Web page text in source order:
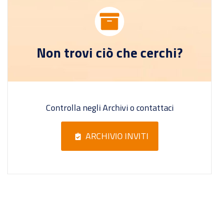
Non trovi ciò che cerchi?
Controlla negli Archivi o contattaci
ARCHIVIO INVITI